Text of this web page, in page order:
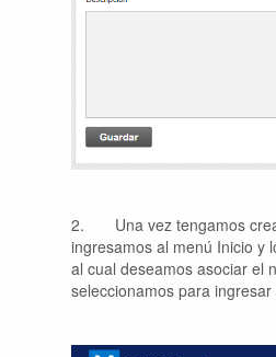
2.
Una vez tengamos
ingresamos al menú Inicio y
al cual deseamos asociar el
seleccionamos para ingresar